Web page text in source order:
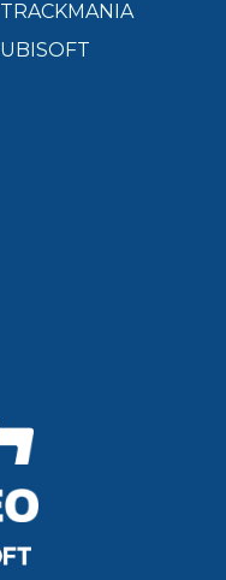
TRACKMANIA
UBISOFT